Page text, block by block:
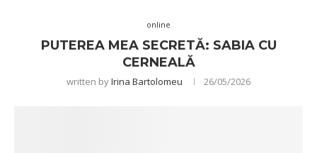
online
PUTEREA MEA SECRETĂ: SABIA CU
CERNEALĂ
written byIrina Bartolomeu 26/05/2026